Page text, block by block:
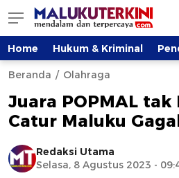
Home Hukum & Kriminal
Beranda Olahraga
Juara POPMAL
Catur Maluku
Redaksi Utama
Selasa, 8 Agustus 2023 -